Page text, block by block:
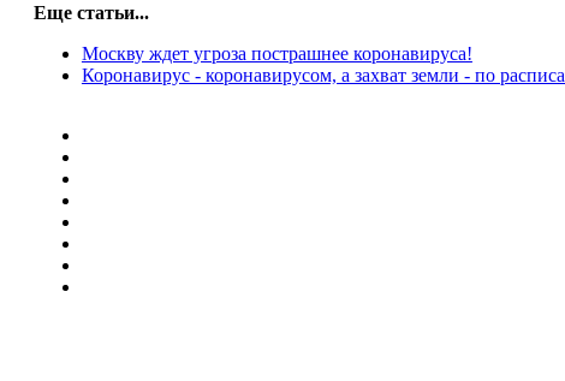
Еще статьи...
Москву ждет угроза пострашнее коронавируса!
Коронавирус - коронавирусом, а захват земли - по